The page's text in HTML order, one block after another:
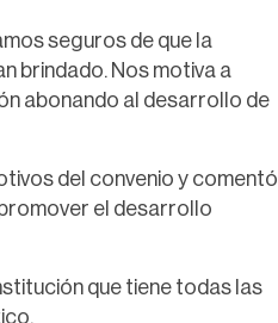
seguros de que la
brindado. Nos motiva a
abonando al desarrollo de
del convenio y comentó
el desarrollo
que tiene todas las